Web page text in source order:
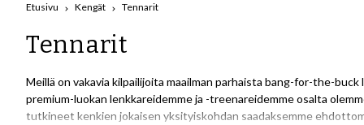
Etusivu Kengät Tennarit
Tennarit
Meillä on vakavia kilpailijoita maailman parhaista bang-for-the-
premium-luokan lenkkareidemme ja -treenareidemme osalta
tutkineet kenkien jokaisen yksityiskohdan saadaksemme